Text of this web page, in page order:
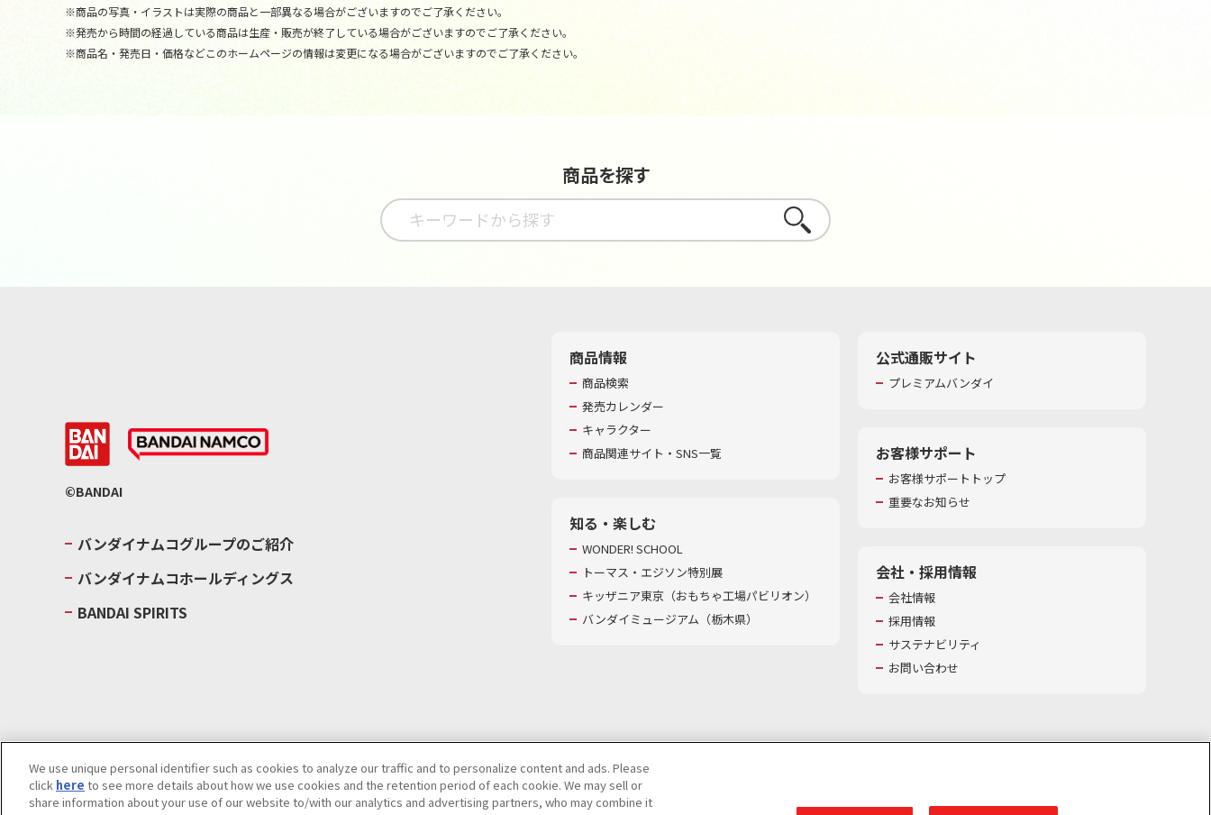
※商品の写真・イラストは実際の商品と一部異なる場合がございますのでご了承ください。
※発売から時間の経過している商品は生産・販売が終了している場合がございますのでご了承ください。
※商品名・発売日・価格などこのホームページの情報は変更になる場合がございますのでご了承ください。
商品を探す
さがす
©BANDAI
バンダイナムコグループのご紹介
バンダイナムコホールディングス
BANDAI SPIRITS
商品情報
商品検索
発売カレンダー
キャラクター
商品関連サイト・SNS一覧
知る・楽しむ
WONDER! SCHOOL
トーマス・エジソン特別展
キッザニア東京（おもちゃ工場パビリオン）​
バンダイミュージアム（栃木県）
公式通販サイト
プレミアムバンダイ
お客様サポート
お客様サポートトップ
重要なお知らせ
会社・採用情報
会社情報
採用情報
サステナビリティ
お問い合わせ
ウェブサイトご利用条件ソーシャルメディアポリシー個人情報及び特定個人情報等の取り扱いに関する保護方針
We use unique personal identifier such as cookies to analyze our traffic and to personalize content and ads. Please
click here to see more details about how we use cookies and the retention period of each cookie. We may sell or
share information about your use of our website to/with our analytics and advertising partners, who may combine it